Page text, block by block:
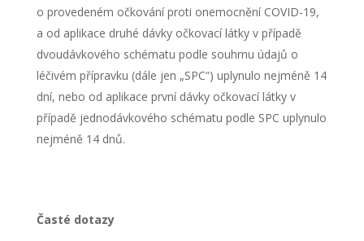
o provedeném očkování proti onemocnění COVID-19,
a od aplikace druhé dávky očkovací látky v případě
dvoudávkového schématu podle souhrnu údajů o
léčivém přípravku (dále jen „SPC“) uplynulo nejméně 14
dní, nebo od aplikace první dávky očkovací látky v
případě jednodávkového schématu podle SPC uplynulo
nejméně 14 dnů.
Časté dotazy